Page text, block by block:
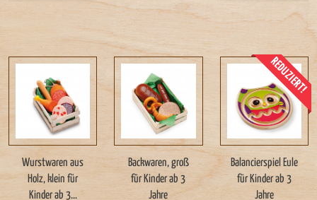
Wurstwaren aus
Holz, klein für
Kinder ab 3...
Backwaren, groß
für Kinder ab 3
Jahre
REDUZIERT!
Balancierspiel Eule
für Kinder ab 3
Jahre